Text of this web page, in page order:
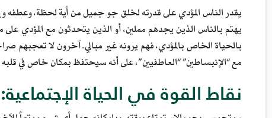
يقدر الناس المؤدي على قدرته لخلق جو جميل من أية لحظة، وعطفه
يهتم بالناس الذين يجدهم مملين، أو الذين يتحدثون مع المؤدي
بالحياة الخاص بالمؤدي، فهم يرونه غير مبالي. آخرون لا تعجبهم
مع “الإنبساطين” “العاطفيين”، على أنه سيحتفظ بمكان خاص في
نقاط القوة في الحياة الإجتماعية: